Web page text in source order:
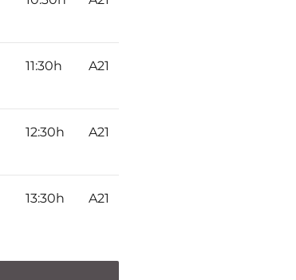
11:30h A21
12:30h A21
13:30h A21